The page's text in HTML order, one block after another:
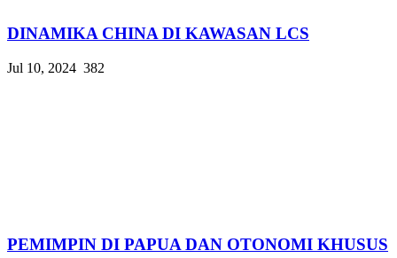
DINAMIKA CHINA DI KAWASAN LCS
Jul 10, 2024 382
PEMIMPIN DI PAPUA DAN OTONOMI KHUSUS